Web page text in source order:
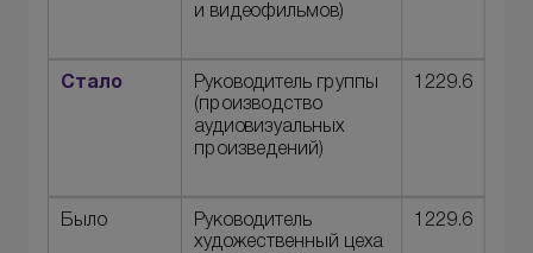
и видеофильмов)
Стало Руководитель группы
(производство
аудиовизуальных
произведений)
1229.6
Было
Руководитель
художественный цеха
1229.6